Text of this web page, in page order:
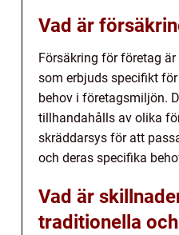
Vad är
Försäkring för företag
som erbjuds specifikt
behov i företagsmiljön.
tillhandahålls av olika
skräddarsys för att
och deras specifika
Vad är
traditionella